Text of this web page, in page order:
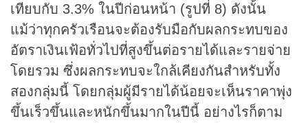
เทียบกับ 3.3% ในปีก่อนหน้า (รูปที่ 8) ดังนั้น
แม้ว่าทุกครัวเรือนจะต้องรับมือกับผลกระทบของ
อัตราเงินเฟ้อทั่วไปที่สูงขึ้นต่อรายได้และรายจ่าย
โดยรวม ซึ่งผลกระทบจะใกล้เคียงกันสำหรับทั้ง
สองกลุ่มนี้ โดยกลุ่มผู้มีรายได้น้อยจะเห็นราคาพุ่ง
ขึ้นเร็วขึ้นและหนักขึ้นมากในปีนี้ อย่างไรก็ตาม